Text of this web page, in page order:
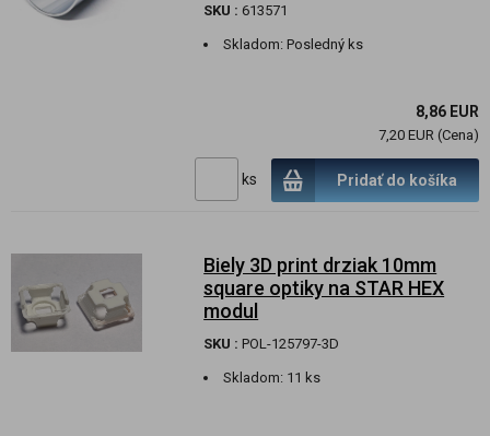
SKU : 613571
Skladom:Posledný ks
8,86 EUR
7,20 EUR (Cena)
ks Pridať do košíka
Biely 3D print drziak 10mm
square optiky na STAR HEX
modul
SKU : POL-125797-3D
Skladom: 11 ks